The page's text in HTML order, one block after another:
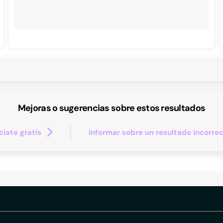
Mejoras o sugerencias sobre estos resultados
gratis Informar sobre un resultado